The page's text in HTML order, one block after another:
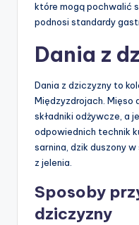
które mogą pochwalić
podnosi standardy
Dania z
Dania z dziczyzny to
Międzyzdrojach. Mięso
składniki odżywcze, a
odpowiednich technik
sarnina, dzik duszony
z jelenia.
Sposoby
dziczyzny